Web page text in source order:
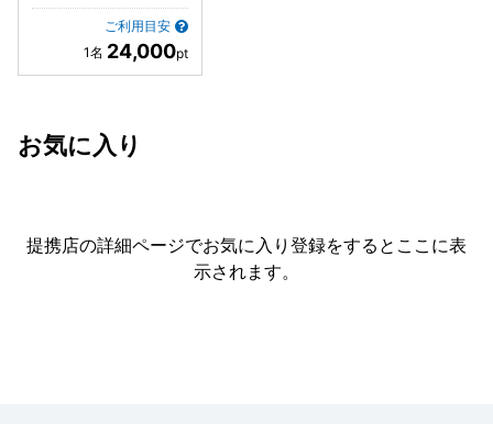
ご利用目安
24,000
お気に入り
提携店の詳細ページでお気に入り登録をすると ここに表
示されます。